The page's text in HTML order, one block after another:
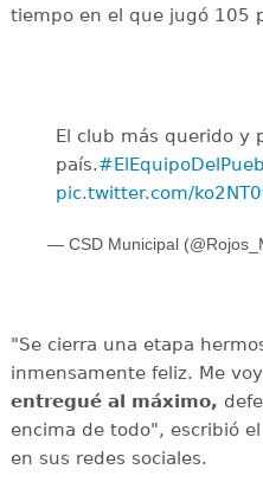
tiempo en el que jugó 105
El club más querido y
país.
pic.twitter.com/
— CSD Municipal
"Se cierra una etapa
inmensamente feliz. Me
entregué al máximo,
encima de todo", escribió
en sus redes sociales.